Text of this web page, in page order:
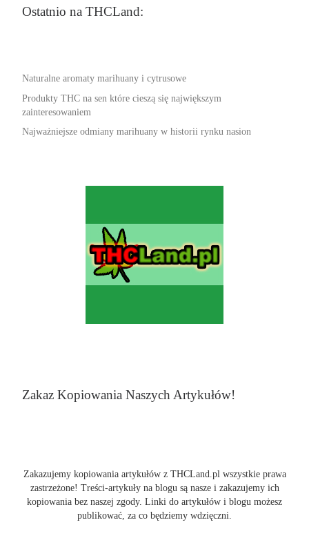
Ostatnio na THCLand:
Naturalne aromaty marihuany i cytrusowe
Produkty THC na sen które cieszą się największym
zainteresowaniem
Najważniejsze odmiany marihuany w historii rynku nasion
Zakaz Kopiowania Naszych Artykułów!
Zakazujemy kopiowania artykułów z THCLand.pl wszystkie prawa
zastrzeżone! Treści-artykuły na blogu są nasze i zakazujemy ich
kopiowania bez naszej zgody. Linki do artykułów i blogu możesz
publikować, za co będziemy wdzięczni.